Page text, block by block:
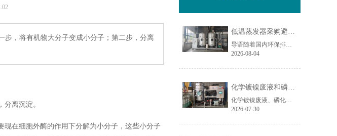
步，将有机物大分子变成小分子；第二步，分离
离沉淀。
在细胞外酶的作用下分解为小分子，这些小分子
低温蒸发器采购避坑指南：工业废水蒸发设备选型10大坑
导语随着国内环保排放标准持续收紧，工业废液减量、资源化回用与废水零排放（ZLD）成为制造企业的刚性需求，低温蒸发器凭借低温负压运行、能耗可控、适配场景广的特点，被广泛应用于电镀、化工、机械加工、食品加工等行业的废水处理场景。尤其在制造业密集区域，越来越多企业选择低温蒸发器实现废水减量化与水资源回......
2026-08-04
化学镀镍废液和磷化废液如何降低危废处置成本？2 吨/天低温蒸发案例年节省超100万
化学镀镍废液、磷化废液处理成本越来越高，企业如何降低危废处置费用？随着环保监管不断加强，金属表面处理行业产生的化学镀镍废液、磷化废液、电镀废液等高浓度废液，通常被列为危险废物，需要委托具有资质的单位进行处置。近年来，危废委外价格持续上涨，对于每天都会产生高浓度废液的企业而言，委外处置费用已经成......
2026-07-30